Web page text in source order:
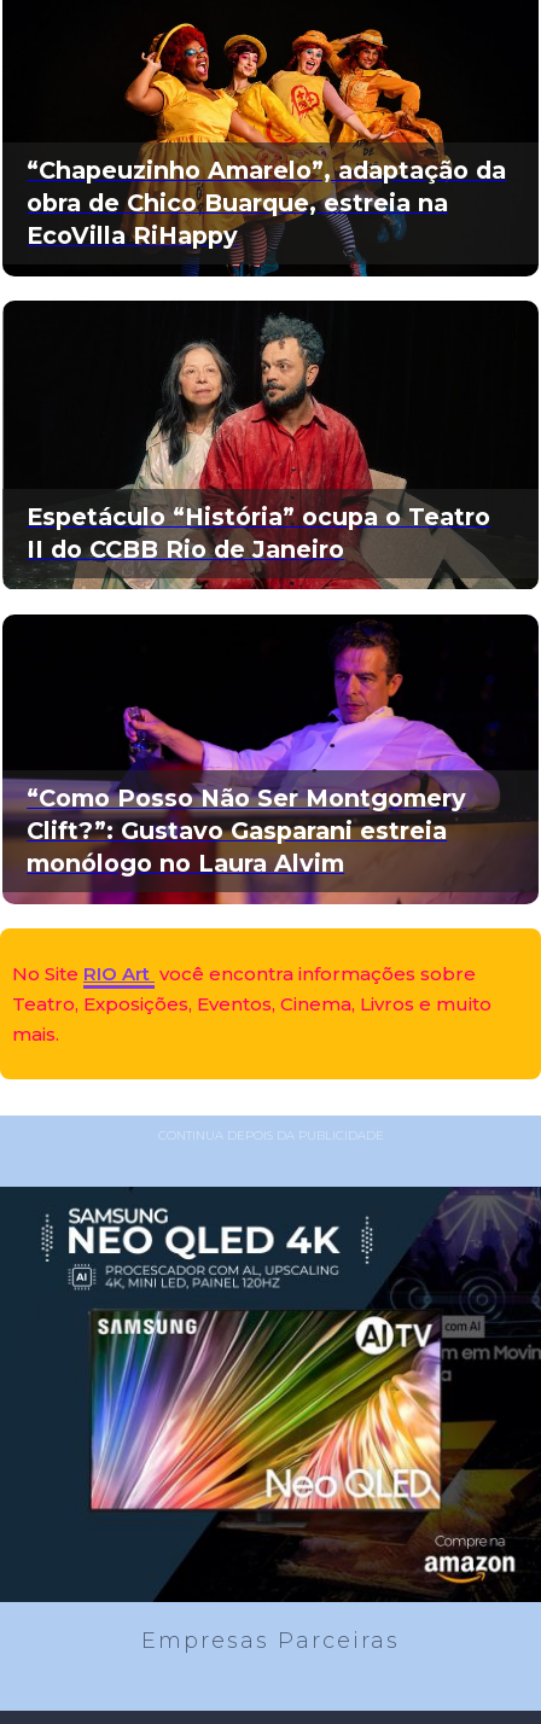
“Chapeuzinho Amarelo”, adaptação da
obra de Chico Buarque, estreia na
EcoVilla RiHappy
Espetáculo “História” ocupa o Teatro
II do CCBB Rio de Janeiro
“Como Posso Não Ser Montgomery
Clift?”: Gustavo Gasparani estreia
monólogo no Laura Alvim
No Site RIO Art você encontra informações sobre
Teatro, Exposições, Eventos, Cinema, Livros e muito
mais.
CONTINUA DEPOIS DA PUBLICIDADE
Empresas Parceiras